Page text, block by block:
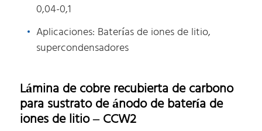
0,04-0,1
Aplicaciones: Baterías de iones de litio,
supercondensadores
Lámina de cobre recubierta de carbono
para sustrato de ánodo de batería de
iones de litio – CCW2